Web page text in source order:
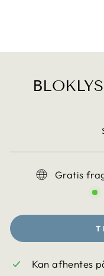
Gratis
Kan afhentes